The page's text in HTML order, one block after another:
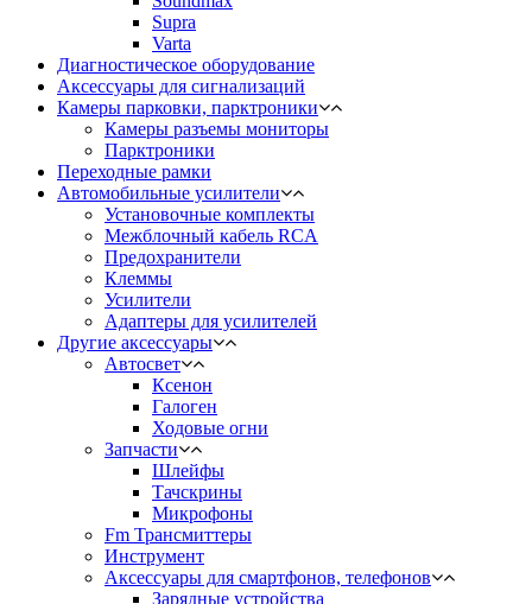
Supra
Varta
Диагностическое оборудование
Аксессуары для сигнализаций
Камеры парковки, парктроники
Камеры разъемы мониторы
Парктроники
Переходные рамки
Автомобильные усилители
Установочные комплекты
Межблочный кабель RCA
Предохранители
Клеммы
Усилители
Адаптеры для усилителей
Другие аксессуары
Автосвет
Ксенон
Галоген
Ходовые огни
Запчасти
Шлейфы
Тачскрины
Микрофоны
Fm Трансмиттеры
Инструмент
Аксессуары для смартфонов, телефонов
Зарядные устройства